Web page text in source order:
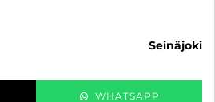
seinäjoki
WHATSAPP